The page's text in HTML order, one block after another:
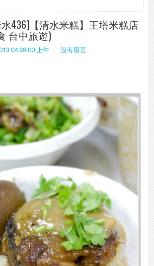
436]【清水米糕】王塔米糕店
台中旅遊)
04:38:00 上午 沒有留言